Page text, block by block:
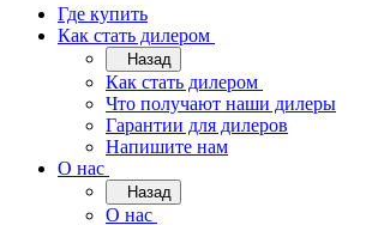
Где купить
Как стать дилером
Назад
Как стать дилером
Что получают наши дилеры
Гарантии для дилеров
Напишите нам
О нас
Назад
О нас